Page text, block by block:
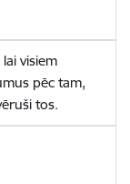
visiem
pēc tam,
tos.